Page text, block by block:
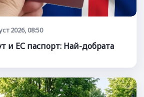
2026, 08:50
и ЕС паспорт: Най-добрата